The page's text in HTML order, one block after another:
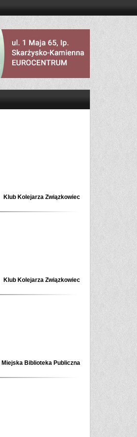
Klub Kolejarza Związkowiec
Klub Kolejarza Związkowiec
Miejska Biblioteka Publiczna